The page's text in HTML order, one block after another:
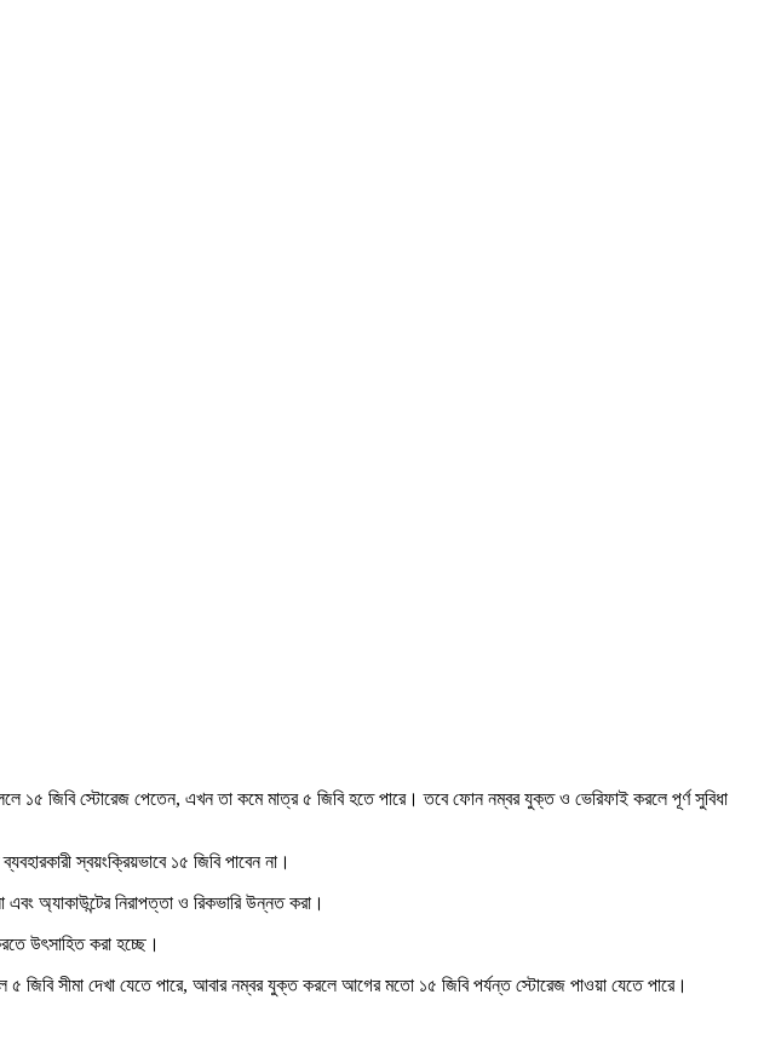
স্বয়ংক্রিয়ভাবে ১৫ জিবি পাবেন না।
অ্যাকাউন্টের নিরাপত্তা ও রিকভারি উন্নত করা।
উৎসাহিত করা হচ্ছে।
জিবি সীমা দেখা যেতে পারে, আবার নম্বর যুক্ত করলে আগের মতো ১৫ জিবি পর্যন্ত স্টোরেজ পাওয়া যেতে পারে।